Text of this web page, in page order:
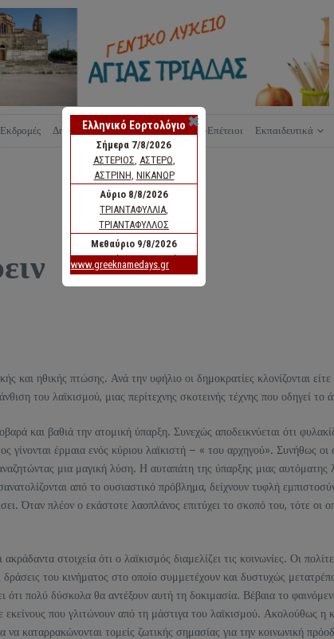
Εκδρομές Δημιουργίες Νομοθεσία Εορτές-Επέτειοι Εκπαιδευτικά
και ηθικής πτώσης. Ανά την υφήλιο οι δημοκρατίες κλονίζονται
του λαϊκισμού, μιας περίτεχνης σκοτεινής τέχνης που οδηγεί
και βαθιά την ατομική ύπαρξη. Συνεχώς αποδεικνύεται ότι
έρμαια ενός κύριου λαϊκιστή – « του αρχηγού». Συνήθως οι
μια μαγική λύση. Η αυταπάτη της ύπαρξης μιας
από το ουσιαστικό πρόβλημα, δείχνουν τυφλή
Όταν πλέον ο εκάστοτε λαοπλάνος επιτύχει το σκοπό του, τότε οι
στοιχεία ότι ο λαϊκισμός διαμελίζει τις κοινωνίες. Οι
του κινήματος στο οποίο συμμετέχουν και δυστυχώς
ότι πολύ δύσκολα θα αντέξουν αυτή τη δοκιμασία. Βέβαια το
που γλιτώνουν από τη μάστιγα του λαϊκισμού. Ακολούθως η
καταρρακώνονται τομείς ζωτικής σημασίας για την κοινωνική
✖